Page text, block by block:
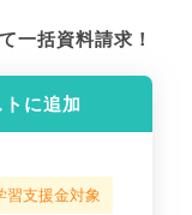
一括資料請求！
トに追加
習支援金対象